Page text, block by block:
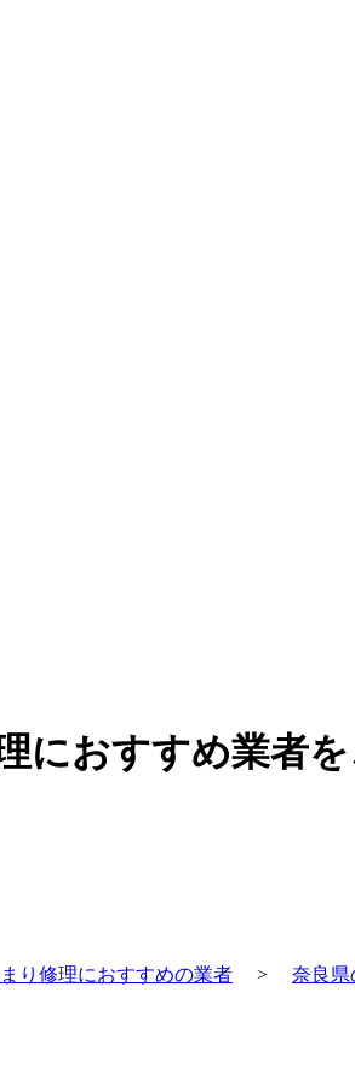
におすすめ業者
り修理におすすめの業者 > 奈良県